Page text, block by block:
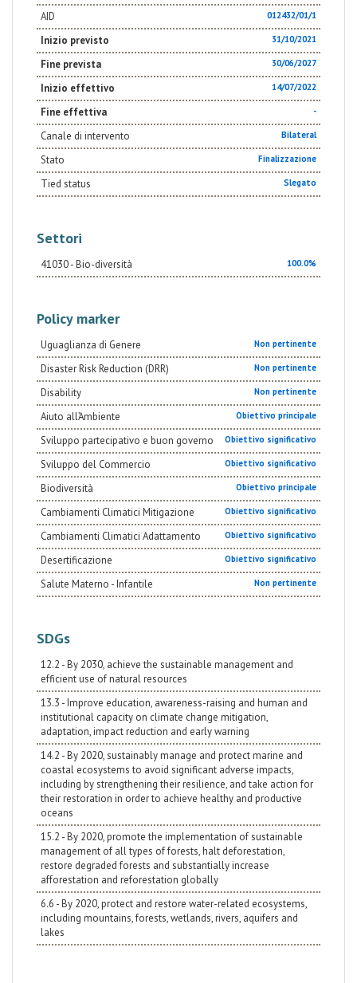
AID 012432/01/1
Inizio previsto 31/10/2021
Fine prevista 30/06/2027
Inizio effettivo 14/07/2022
Fine effettiva -
Canale di intervento Bilateral
Stato Finalizzazione
Tied status Slegato
Settori
41030 - Bio-diversità 100.0%
Policy marker
Uguaglianza di Genere Non pertinente
Disaster Risk Reduction (DRR) Non pertinente
Disability Non pertinente
Aiuto all’Ambiente Obiettivo principale
Sviluppo partecipativo e buon governo Obiettivo significativo
Sviluppo del Commercio Obiettivo significativo
Biodiversità Obiettivo principale
Cambiamenti Climatici Mitigazione Obiettivo significativo
Cambiamenti Climatici Adattamento Obiettivo significativo
Desertificazione Obiettivo significativo
Salute Materno - Infantile Non pertinente
SDGs
12.2 - By 2030, achieve the sustainable management and
efficient use of natural resources
13.3 - Improve education, awareness-raising and human and
institutional capacity on climate change mitigation,
adaptation, impact reduction and early warning
14.2 - By 2020, sustainably manage and protect marine and
coastal ecosystems to avoid significant adverse impacts,
including by strengthening their resilience, and take action for
their restoration in order to achieve healthy and productive
oceans
15.2 - By 2020, promote the implementation of sustainable
management of all types of forests, halt deforestation,
restore degraded forests and substantially increase
afforestation and reforestation globally
6.6 - By 2020, protect and restore water-related ecosystems,
including mountains, forests, wetlands, rivers, aquifers and
lakes